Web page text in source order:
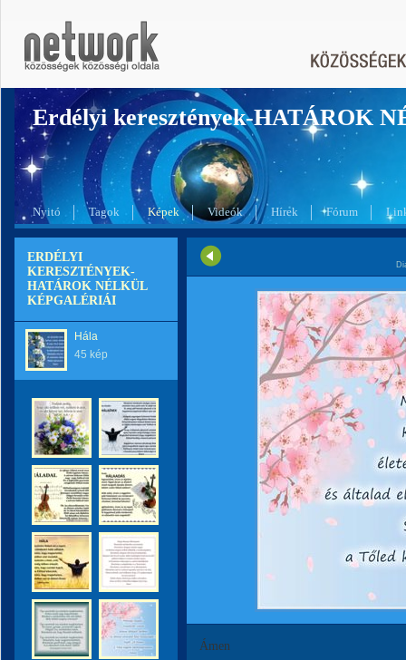
Erdélyi keresztények-HATÁROK
Nyitó Tagok Képek Videók Hírek Fórum
ERDÉLYI
KERESZTÉNYEK-
HATÁROK NÉLKÜL
KÉPGALÉRIÁI
Hála
45 kép
Ámen